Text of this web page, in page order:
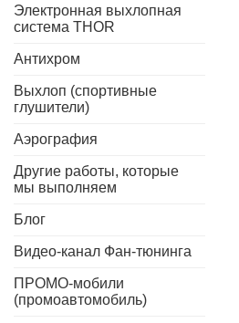
Электронная выхлопная
система THOR
Антихром
Выхлоп (спортивные
глушители)
Аэрография
Другие работы, которые
мы выполняем
Блог
Видео-канал Фан-тюнинга
ПРОМО-мобили
(промоавтомобиль)